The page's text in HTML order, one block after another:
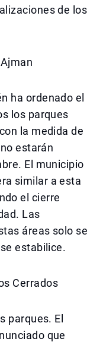
de los
ha ordenado el
los parques
la medida de
estarán
El municipio
similar a esta
el cierre
Las
áreas solo se
estabilice.
Cerrados
parques. El
que